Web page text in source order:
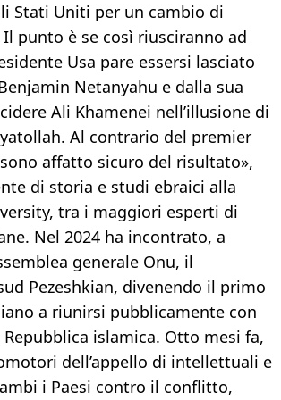
Stati Uniti per un cambio di
punto è se così riusciranno ad
Usa pare essersi lasciato
Netanyahu e dalla sua
Ali Khamenei nell’illusione di
Al contrario del premier
affatto sicuro del risultato»,
di storia e studi ebraici alla
tra i maggiori esperti di
Nel 2024 ha incontrato, a
generale Onu, il
Pezeshkian, divenendo il primo
a riunirsi pubblicamente con
islamica. Otto mesi fa,
dell’appello di intellettuali e
i Paesi contro il conflitto,